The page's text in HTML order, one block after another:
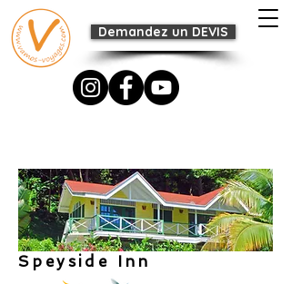
Demandez un DEVIS
Speyside Inn